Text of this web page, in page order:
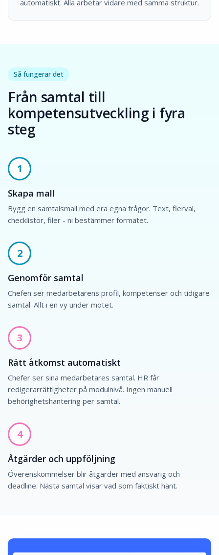
automatiskt. Alla arbetar vidare med samma struktur.
Så fungerar det
Från samtal till
kompetensutveckling i fyra
steg
1
Skapa mall
Bygg en samtalsmall med era egna frågor. Text, flerval,
checklistor, filer - ni bestämmer formatet.
2
Genomför samtal
Chefen ser medarbetarens profil, kompetenser och tidigare
samtal. Allt i en vy under mötet.
3
Rätt åtkomst automatiskt
Chefer ser sina medarbetares samtal. HR får
redigerarrättigheter på modulnivå. Ingen manuell
behörighetshantering per samtal.
4
Åtgärder och uppföljning
Överenskommelser blir åtgärder med ansvarig och
deadline. Nästa samtal visar vad som faktiskt hänt.